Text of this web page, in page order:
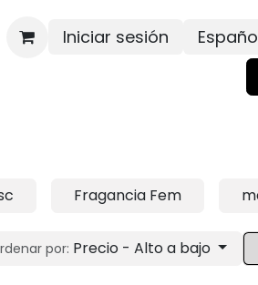
Iniciar sesión
Fragancia Fem
por: Precio - Alto a bajo